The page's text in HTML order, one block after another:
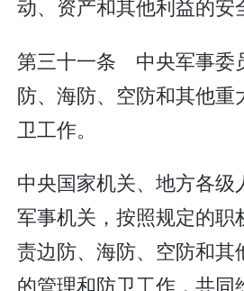
动、资产和其他利益的安
第三十一条 中央军事委
防、海防、空防和其他重
卫工作。
中央国家机关、地方各级
军事机关，按照规定的职
责边防、海防、空防和其
的管理和防卫工作，共同